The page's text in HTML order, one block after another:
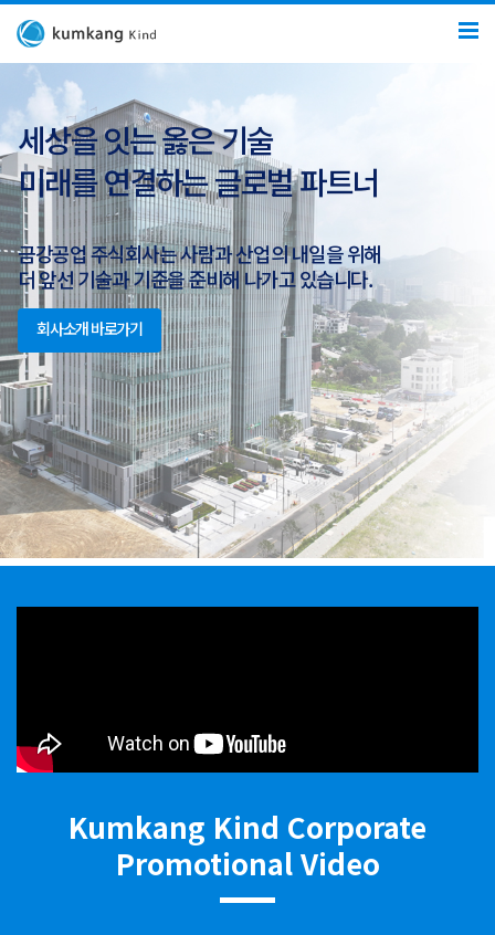
세상을 잇는 옳은 기술
미래를 연결하는 글로벌 파트너
금강공업 주식회사는 사람과 산업의 내일을 위해
더 앞선 기술과 기준을 준비해 나가고 있습니다.
회사소개 바로가기
Kumkang Kind Corporate
Promotional Video